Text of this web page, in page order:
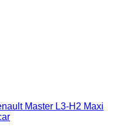
Master L3-H2 Maxi